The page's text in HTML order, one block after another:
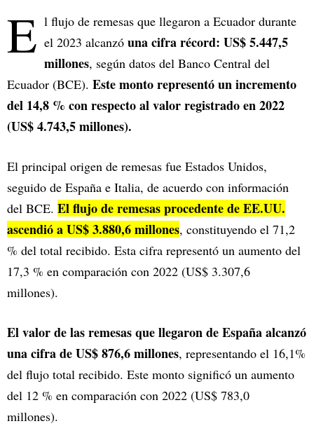
E l flujo de remesas que llegaron a Ecuador durante
el 2023 alcanzó una cifra récord: US$ 5.447,5
millones, según datos del Banco Central del
Ecuador (BCE). Este monto representó un incremento
del 14,8 % con respecto al valor registrado en 2022
(US$ 4.743,5 millones).
El principal origen de remesas fue Estados Unidos,
seguido de España e Italia, de acuerdo con información
del BCE. El flujo de remesas procedente de EE.UU.
ascendió a US$ 3.880,6 millones, constituyendo el 71,2
% del total recibido. Esta cifra representó un aumento del
17,3 % en comparación con 2022 (US$ 3.307,6
millones).
El valor de las remesas que llegaron de España alcanzó
una cifra de US$ 876,6 millones, representando el 16,1%
del flujo total recibido. Este monto significó un aumento
del 12 % en comparación con 2022 (US$ 783,0
millones).